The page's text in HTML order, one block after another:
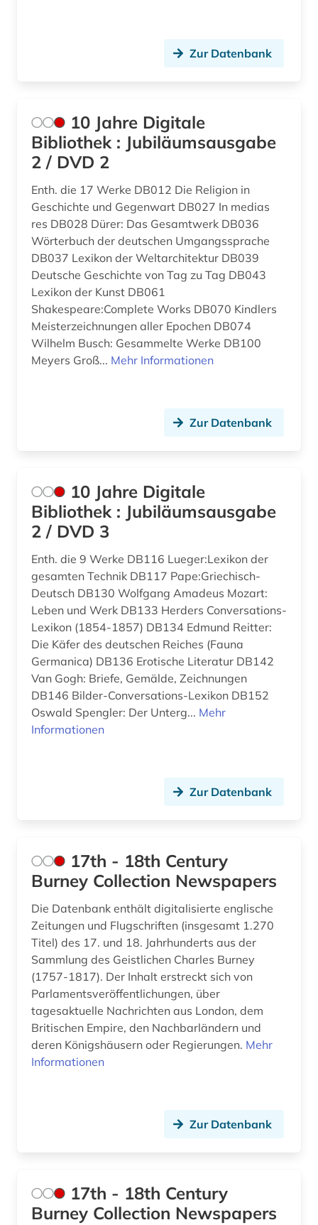
amtsträger (1)
angewandte wissenschaften (1)
anglistik (3)
anglo-amerikanische beziehungen (1)
anhörung (1)
anlagenbau (1)
anleitung (1)
anpassung (1)
anthropogene klimaänderung (1)
antifaschismus (1)
antiheld (1)
antike (5)
antike religionen (1)
antiquariat (12)
antisemitismus (2)
anzeiger (1)
aphorismus (1)
arabische welt (1)
arabisches sprachgebiet (1)
arabistik (4)
arbeit (7)
arbeitslosigkeit (1)
arbeitsmarkt (2)
arbeitssoziologie (1)
Luxemburg (6)
Mecklenburg-Vorpommern (16)
Mittelamerika (22)
Moldawien (6)
Monaco (1)
Montenegro (7)
Niederlande (27)
Niedersachsen (32)
Nordrhein-Westfalen (24)
Norwegen (11)
Osmanisches Reich (3)
Ostasien (21)
Osteuropa (40)
Ostmitteleuropa (7)
Palaestina (3)
Polen (18)
Portugal (12)
Rheinland-Pfalz (16)
Russland, Sowjetunion (57)
Sachsen (19)
Sachsen-Anhalt (9)
Schleswig-Holstein (7)
Schweden (24)
Schweiz (70)
Serbien (13)
Skandinavien (4)
Slowakei (10)
Suedamerika (37)
Suedostasien (18)
Zur Datenbank
10 Jahre Digitale
Bibliothek : Jubiläumsausgabe
2 / DVD 2
Enth. die 17 Werke DB012 Die Religion in
Geschichte und Gegenwart DB027 In medias
res DB028 Dürer: Das Gesamtwerk DB036
Wörterbuch der deutschen Umgangssprache
DB037 Lexikon der Weltarchitektur DB039
Deutsche Geschichte von Tag zu Tag DB043
Lexikon der Kunst DB061
Shakespeare:Complete Works DB070 Kindlers
Meisterzeichnungen aller Epochen DB074
Wilhelm Busch: Gesammelte Werke DB100
Meyers Groß... Mehr Informationen
Zur Datenbank
10 Jahre Digitale
Bibliothek : Jubiläumsausgabe
2 / DVD 3
Enth. die 9 Werke DB116 Lueger:Lexikon der
gesamten Technik DB117 Pape:Griechisch-
Deutsch DB130 Wolfgang Amadeus Mozart:
Leben und Werk DB133 Herders Conversations-
Lexikon (1854-1857) DB134 Edmund Reitter:
Die Käfer des deutschen Reiches (Fauna
Germanica) DB136 Erotische Literatur DB142
Van Gogh: Briefe, Gemälde, Zeichnungen
DB146 Bilder-Conversations-Lexikon DB152
Oswald Spengler: Der Unterg... Mehr
Informationen
Zur Datenbank
17th - 18th Century
Burney Collection Newspapers
Die Datenbank enthält digitalisierte englische
Zeitungen und Flugschriften (insgesamt 1.270
Titel) des 17. und 18. Jahrhunderts aus der
Sammlung des Geistlichen Charles Burney
(1757-1817). Der Inhalt erstreckt sich von
Parlamentsveröffentlichungen, über
tagesaktuelle Nachrichten aus London, dem
Britischen Empire, den Nachbarländern und
deren Königshäusern oder Regierungen. Mehr
Informationen
Zur Datenbank
17th - 18th Century
Burney Collection Newspapers